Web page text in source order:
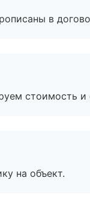
в
стоимость и
на объект.